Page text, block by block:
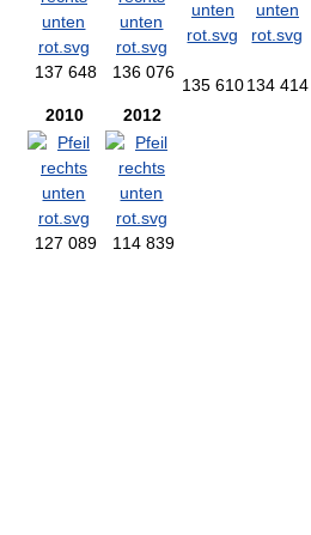
137 648 136 076
135 610134 414
2010 2012
127 089 114 839